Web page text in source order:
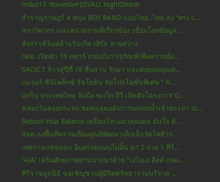
Indus13 NovemberDIVALI NightDinner
สำราญราษฎร์ 4 หนุ่ม BOY BAND แบบไทย..ไทย ส่ง “พระร...
สภาวิศวกร แนะหน่วยงานที่เกี่ยวข้อง เชื่อมโยงข้อมูล...
สังสรรค์วันคล้ายวันเกิด เอิร์ธ สายสว่าง
กสอ. เปิดตัว 79 สตาร์ แชมป์บรรจุภัณฑ์เพื่อความยั่ง...
SACICT ก้าวสู่ปีที่ 18 สืบสาน รักษา และต่อยอดคุณค่...
เมเจอร์ ซีนีเพล็กซ์ รัชโยธิน จัดโปรโมชั่นพิเศษ “ H...
แกร็บ ประเทศไทย จับมือ ซแว็ก อีวี เปิดตัวโครงการ“G...
ฉลองวันลอยกระทง ชมพลุสุดอลังการบนแม่น้ำเจ้าพระยา ณ...
Reboot Your Balance เคลื่อนไหวอย่างสมดุล มั่นใจ ด้...
สมศ.ลงพื้นที่ตรวจเยี่ยมศูนย์พัฒนาเด็กเล็กวัดโพธิวร...
เทศกาลแซลมอน อิ่มอร่อยแบบไม่อั้น มา 2 จ่าย 1 ที่ริ...
“AIA” เสริมศักยภาพย่านบางนาด้วย “เอไอเอ อีสต์ เกตเ...
ศิริราชมูลนิธิ ขอเชิญชวนผู้มีจิตศรัทธาร่วมบริจาค ...